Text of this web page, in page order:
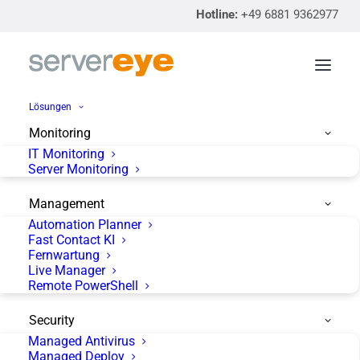
Hotline: +49 6881 9362977
Lösungen
Monitoring
IT Monitoring
Server Monitoring
Management
Automation Planner
Fast Contact KI
Fernwartung
Live Manager
Remote PowerShell
Security
Managed Antivirus
Managed Deploy
Die servereye API